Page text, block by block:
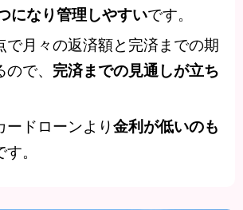
認資料
ド（個人番号カード）」のいずれ
。
証明する書類
給与明細書、年金振込通知書等の
年度(月)のもの等のいずれか。
本人確認資料
カード（個
か ※1。
所得を証明す
書、給与
最新年度(
になり管理しやすいです。
で月々の返済額と完済までの期
で、 完済までの見通しが立ち
ードローンより金利が低いのも
す。